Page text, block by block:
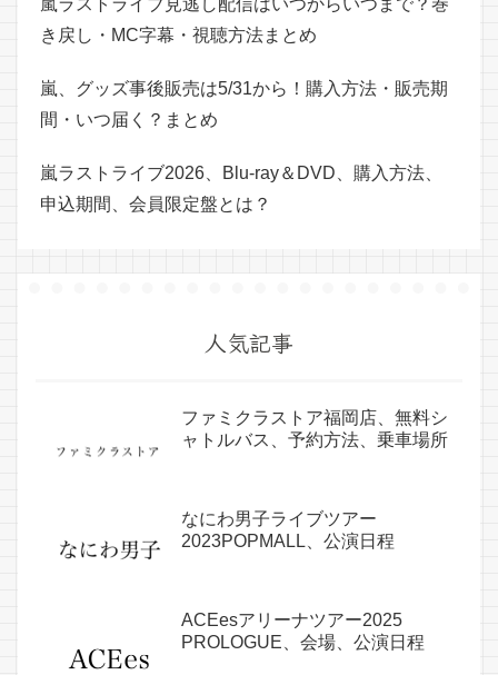
き戻し・MC字幕・視聴方法まとめ
嵐、グッズ事後販売は5/31から！購入方法・販売期
間・いつ届く？まとめ
嵐ラストライブ2026、Blu-ray＆DVD、購入方法、
申込期間、会員限定盤とは？
人気記事
ファミクラストア福岡店、無料シ
ャトルバス、予約方法、乗車場所
なにわ男子ライブツアー
2023POPMALL、公演日程
ACEesアリーナツアー2025
PROLOGUE、会場、公演日程